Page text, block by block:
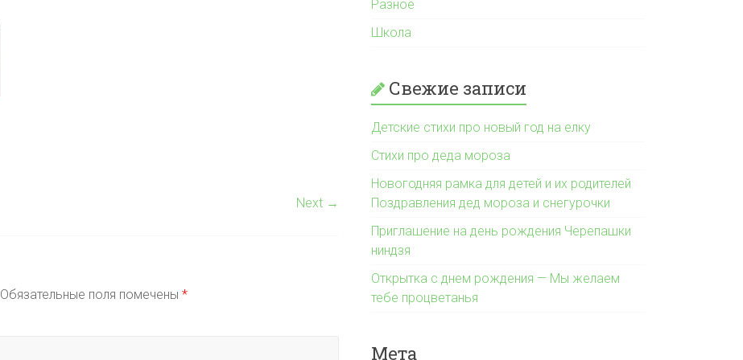
Next →
Обязательные поля помечены *
Разное
Школа
Свежие записи
Детские стихи про новый год на елку
Стихи про деда мороза
Новогодняя рамка для детей и их родителей
Поздравления дед мороза и снегурочки
Приглашение на день рождения Черепашки
ниндзя
Открытка с днем рождения — Мы желаем
тебе процветанья
Мета